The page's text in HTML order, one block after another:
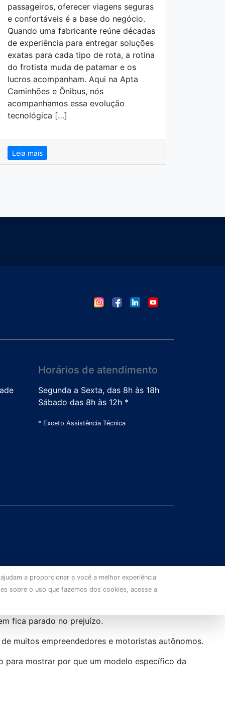
passageiros, oferecer viagens seguras
e confortáveis é a base do negócio.
Quando uma fabricante reúne décadas
de experiência para entregar soluções
exatas para cada tipo de rota, a rotina
do frotista muda de patamar e os
lucros acompanham. Aqui na Apta
Caminhões e Ônibus, nós
acompanhamos essa evolução
tecnológica […]
Leia mais
Horários de atendimento
Segunda a Sexta, das 8h às 18h
Sábado das 8h às 12h *
* Exceto Assistência Técnica
a proporcionar a você a melhor experiência
sobre o uso que fazemos dos cookies, acesse a
fica parado no prejuízo.
muitos empreendedores e motoristas autônomos.
para mostrar por que um modelo específico da